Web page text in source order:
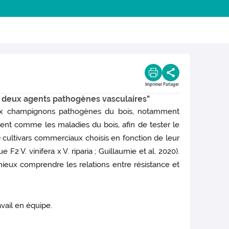
Imprimer Partager
agents pathogènes vasculaires"
pathogènes du bois, notamment
comme les maladies du bois, afin de tester le
commerciaux choisis en fonction de leur
V. vinifera x V. riparia ; Guillaumie et al. 2020).
comprendre les relations entre résistance et
en équipe.